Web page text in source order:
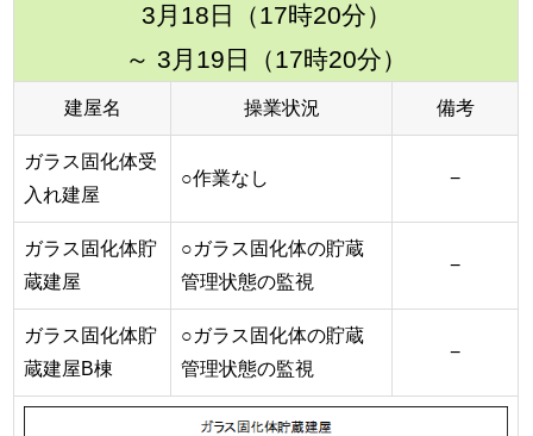
3月18日（17時20分）
～ 3月19日（17時20分）
建屋名 操業状況 備考
ガラス固化体受
入れ建屋
○作業なし −
ガラス固化体貯
蔵建屋
○ガラス固化体の貯蔵
管理状態の監視
−
ガラス固化体貯
蔵建屋B棟
○ガラス固化体の貯蔵
管理状態の監視
−